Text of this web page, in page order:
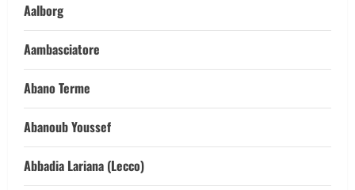
Aalborg
Aambasciatore
Abano Terme
Abanoub Youssef
Abbadia Lariana (Lecco)